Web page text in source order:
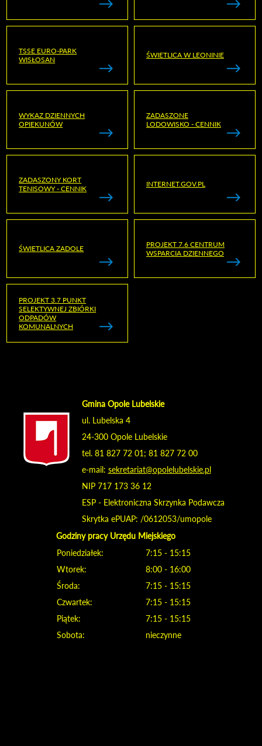
TSSE EURO-PARK
WISŁOSAN
ŚWIETLICA W LEONINIE
WYKAZ DZIENNYCH
OPIEKUNÓW
ZADASZONE
LODOWISKO - CENNIK
ZADASZONY KORT
TENISOWY - CENNIK
INTERNET.GOV.PL
ŚWIETLICA ZADOLE
PROJEKT 7.6 CENTRUM
WSPARCIA DZIENNEGO
PROJEKT 3.7 PUNKT
SELEKTYWNEJ ZBIÓRKI
ODPADÓW
KOMUNALNYCH
Gmina Opole Lubelskie
ul. Lubelska 4
24-300 Opole Lubelskie
tel. 81 827 72 01; 81 827 72 00
e-mail: sekretariat@opolelubelskie.pl
NIP 717 173 36 12
ESP - Elektroniczna Skrzynka Podawcza
Skrytka ePUAP: /0612053/umopole
Godziny pracy Urzędu Miejskiego
Poniedziałek:
Wtorek:
Środa:
Czwartek:
Piątek:
Sobota:
7:15 - 15:15
8:00 - 16:00
7:15 - 15:15
7:15 - 15:15
7:15 - 15:15
nieczynne